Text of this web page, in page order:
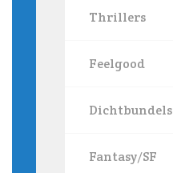
Thrillers
Feelgood
Dichtbundels
Fantasy/SF